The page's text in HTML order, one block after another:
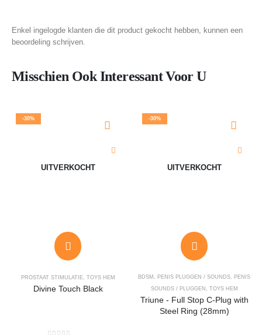
Enkel ingelogde klanten die dit product gekocht hebben, kunnen een
beoordeling schrijven.
Misschien Ook Interessant Voor U
-30%
UITVERKOCHT
PROSTAAT STIMULATIE, TOYS HEM
Divine Touch Black
-30%
UITVERKOCHT
BDSM , PENIS PLUGGEN / SOUNDS, PENIS
SOUNDS / PLUGGEN , TOYS HEM
Triune - Full Stop C-Plug with
Steel Ring (28mm)